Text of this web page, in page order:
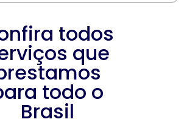
todos
que
todo o
Brasil